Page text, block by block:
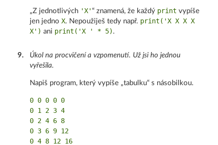
„Z jednotlivých 'X'“ znamená, že každý print vypíše
jen jednoX. Nepoužiješ tedy např. print('X X X X
X') ani print('X ' * 5) .
9.
Úkol na procvičení a vzpomenutí. Už jsi ho jednou
vyřešila.
Napiš program, který vypíše „tabulku“ s násobilkou.
0 0 0 0 0
0 1 2 3 4
0 2 4 6 8
0 3 6 9 12